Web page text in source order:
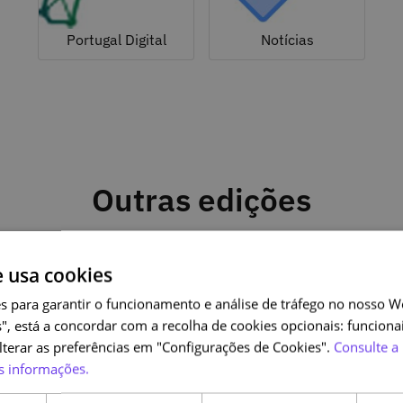
Portugal Digital Notícias
Outras edições
usa cookies
para garantir o funcionamento e análise de tráfego no nosso
está a concordar com a recolha de cookies opcionais:
as preferências em "Configurações de Cookies". Consulte
informações.